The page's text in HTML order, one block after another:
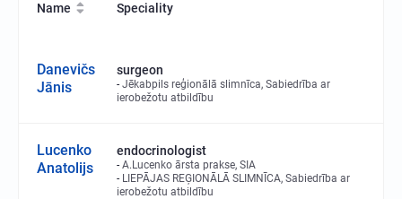
Name Speciality
Danevičs
Jānis
surgeon
Jēkabpils reģionālā slimnīca, Sabiedrība ar
ierobežotu atbildību
Lucenko
Anatolijs
endocrinologist
A.Lucenko ārsta prakse, SIA
LIEPĀJAS REĢIONĀLĀ SLIMNĪCA, Sabiedrība ar
ierobežotu atbildību